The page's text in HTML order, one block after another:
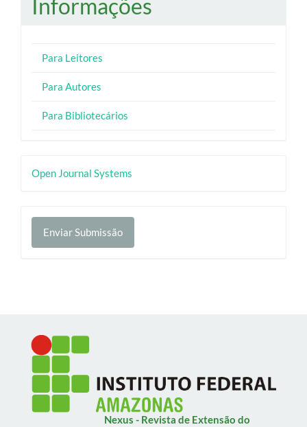
Informações
Para Leitores
Para Autores
Para Bibliotecários
Desenvolvido
Open Journal Systems
Enviar
Submissão
Enviar Submissão
Nexus - Revista de Extensão do